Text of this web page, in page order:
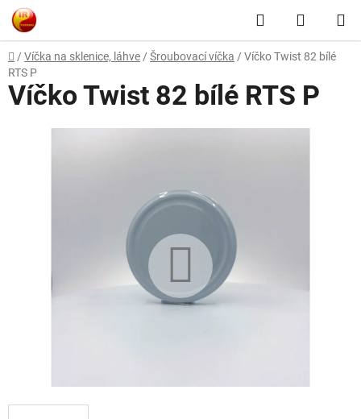
Přejít
na
obsah
Hledat
KOŠÍK
Domů
/ Víčka na sklenice, láhve / Šroubovací víčka / Víčko Twist 82 bílé
RTS P
Víčko Twist 82 bílé RTS P